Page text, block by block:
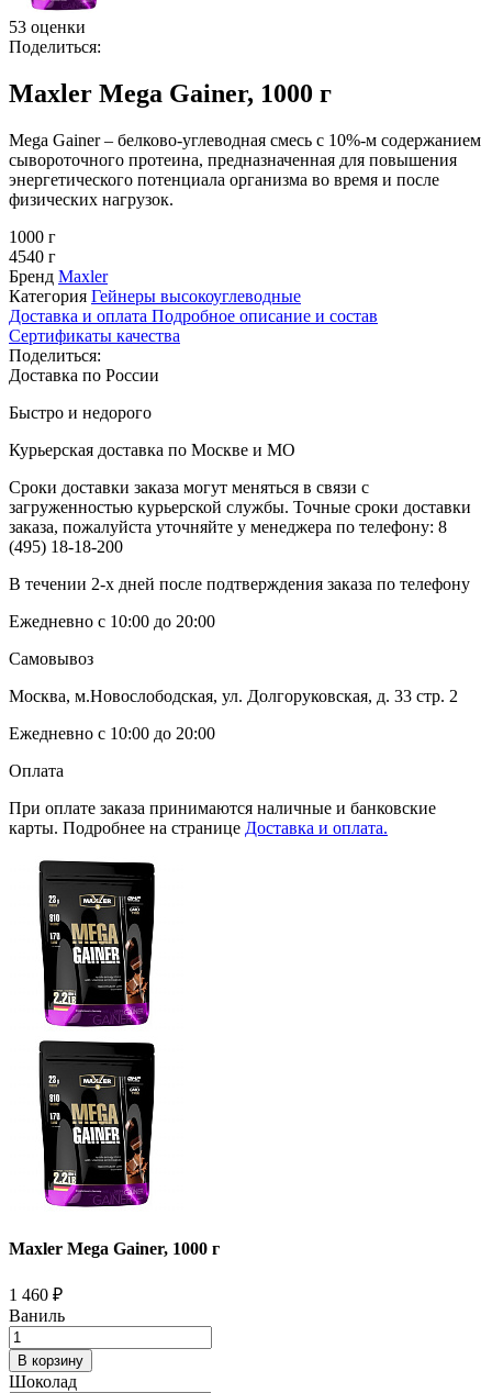
53 оценки
Поделиться:
Maxler Mega Gainer, 1000 г
Mega Gainer – белково-углеводная смесь с 10%-м содержанием
сывороточного протеина, предназначенная для повышения
энергетического потенциала организма во время и после
физических нагрузок.
1000 г
4540 г
Бренд Maxler
Категория Гейнеры высокоуглеводные
Доставка и оплата Подробное описание и состав
Сертификаты качества
Поделиться:
Доставка по России
Быстро и недорого
Курьерская доставка по Москве и МО
Сроки доставки заказа могут меняться в связи с
загруженностью курьерской службы. Точные сроки доставки
заказа, пожалуйста уточняйте у менеджера по телефону: 8
(495) 18-18-200
В течении 2-х дней после подтверждения заказа по телефону
Ежедневно с 10:00 до 20:00
Самовывоз
Москва, м.Новослободская, ул. Долгоруковская, д. 33 стр. 2
Ежедневно с 10:00 до 20:00
Оплата
При оплате заказа принимаются наличные и банковские
карты. Подробнее на странице Доставка и оплата.
Maxler Mega Gainer, 1000 г
1 460 ₽
Ваниль
В корзину
Шоколад